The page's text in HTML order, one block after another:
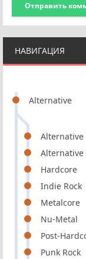
НАВИГАЦИЯ
Alternative
Alternative
Alternative
Hardcore
Indie Rock
Metalcore
Nu-Metal
Post-
Punk Rock
Отправить